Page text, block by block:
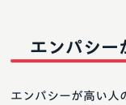
エンパシー
エンパシーが高い人